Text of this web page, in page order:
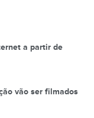
a partir de
vão ser filmados